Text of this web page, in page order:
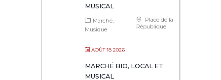
MUSICAL
Place de la
République
Marché
Musique
AOÛT 18 2026
MARCHÉ BIO, LOCAL ET
MUSICAL